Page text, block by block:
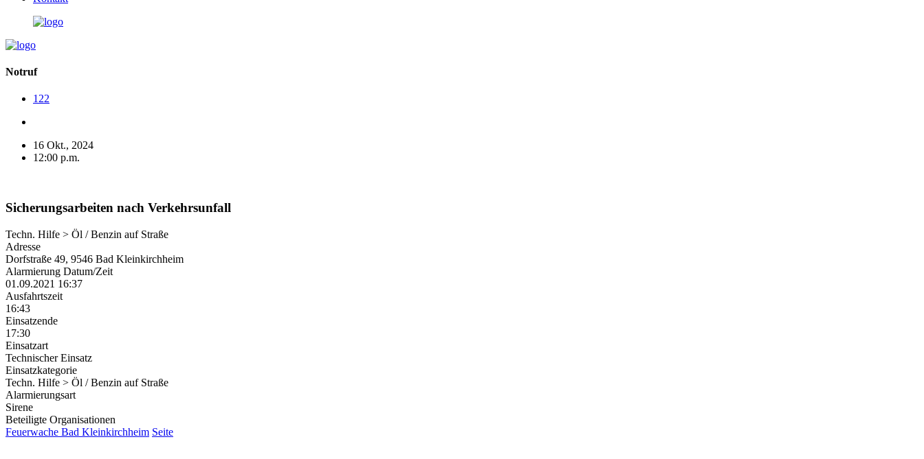
Notruf
122
16 Okt., 2024
12:00 p.m.
Sicherungsarbeiten nach Verkehrsunfall
Techn. Hilfe > Öl / Benzin auf Straße
Adresse
Dorfstraße 49, 9546 Bad Kleinkirchheim
Alarmierung Datum/Zeit
01.09.2021 16:37
Ausfahrtszeit
16:43
Einsatzende
17:30
Einsatzart
Technischer Einsatz
Einsatzkategorie
Techn. Hilfe > Öl / Benzin auf Straße
Alarmierungsart
Sirene
Beteiligte Organisationen
Feuerwache Bad Kleinkirchheim Seite